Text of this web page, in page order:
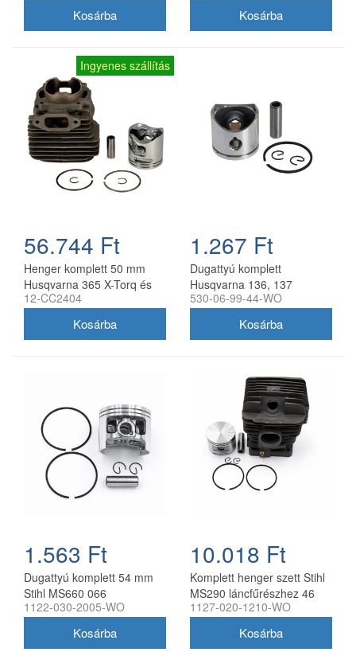
Ingyenes szállítás
56.744 Ft
Henger komplett 50 mm
Husqvarna 365 X-Torq és
Jonsered CS2166
12-CC2404
1.267 Ft
Dugattyú komplett
Husqvarna 136, 137
láncfűrészhez 38 mm
530-06-99-44-WO
1.563 Ft
Dugattyú komplett 54 mm
Stihl MS660 066
láncfűrészhez utángyártott
1122-030-2005-WO
10.018 Ft
Komplett henger szett Stihl
MS290 láncfűrészhez 46
mm utángyártott
1127-020-1210-WO